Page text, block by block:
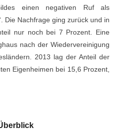
einen negativen Ruf als
Die Nachfrage ging zurück und in
nur noch bei 7 Prozent. Eine
nach der Wiedervereinigung
2013 lag der Anteil der
Eigenheimen bei 15,6 Prozent,